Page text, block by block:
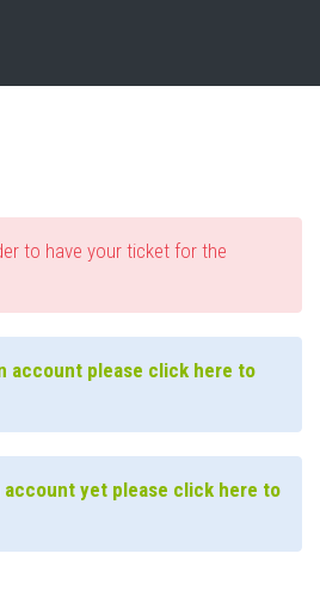
to have your ticket for the
account please click here to
account yet please click here to